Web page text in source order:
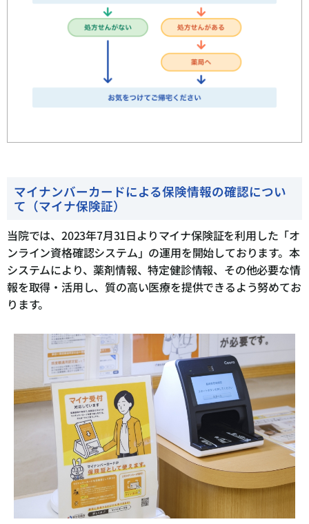
マイナンバーカードによる保険情報の確認につい
て（マイナ保険証）
当院では、2023年7月31日よりマイナ保険証を利用した「オ
ンライン資格確認システム」の運用を開始しております。本
システムにより、薬剤情報、特定健診情報、その他必要な情
報を取得・活用し、質の高い医療を提供できるよう努めてお
ります。